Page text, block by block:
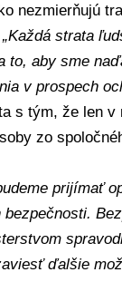
nezmierňujú
„Každá strata
to, aby sme
v prospech
s tým, že len
zo
prijímať
ďalšie